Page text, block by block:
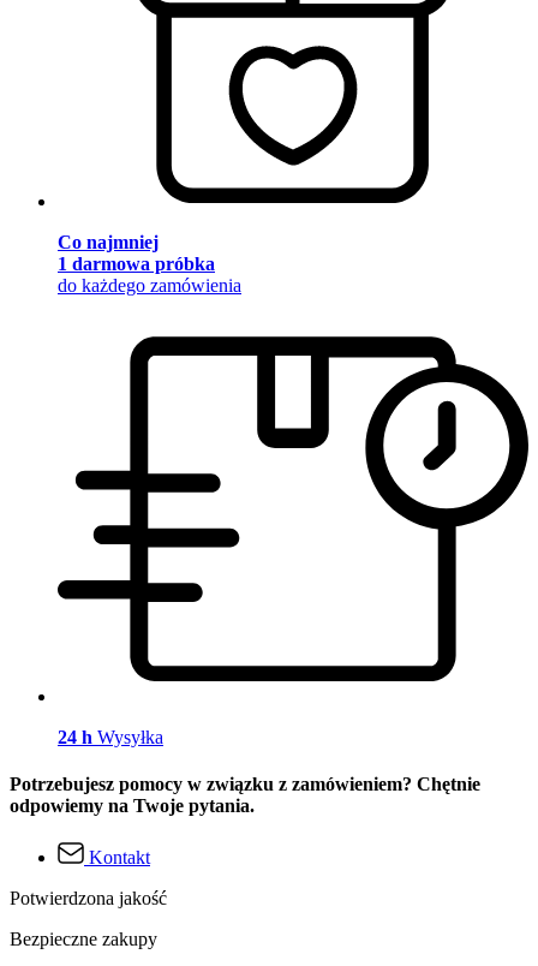
Co najmniej
1 darmowa próbka
do każdego zamówienia
24 h Wysyłka
Potrzebujesz pomocy w związku z zamówieniem? Chętnie
odpowiemy na Twoje pytania.
Kontakt
Potwierdzona jakość
Bezpieczne zakupy